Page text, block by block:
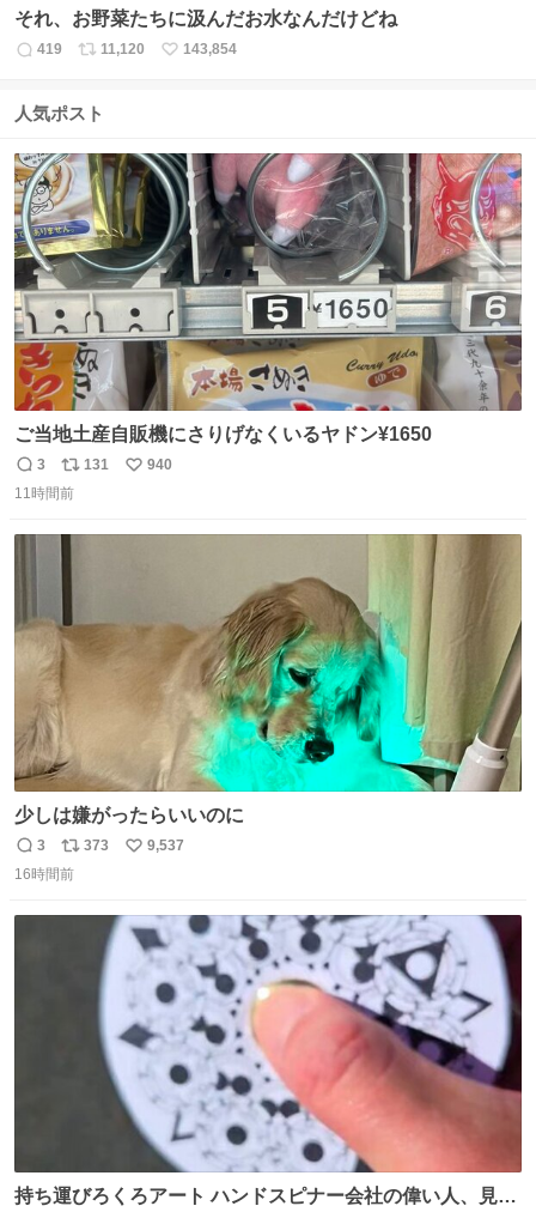
それ、お野菜たちに汲んだお水なんだけどね
返
数
419
リ
ス
数
11,120
い
143,854
人気ポスト
ご当地土産自販機にさりげなくいるヤドン¥1650
返
信
3
リ
ポ
ト
131
い
940
11時間前
少しは嫌がったらいいのに
返
信
3
リ
ポ
373
い
数
9,537
16時間前
持ち運びろくろアート ハンドスピナー会社の偉い人、見て